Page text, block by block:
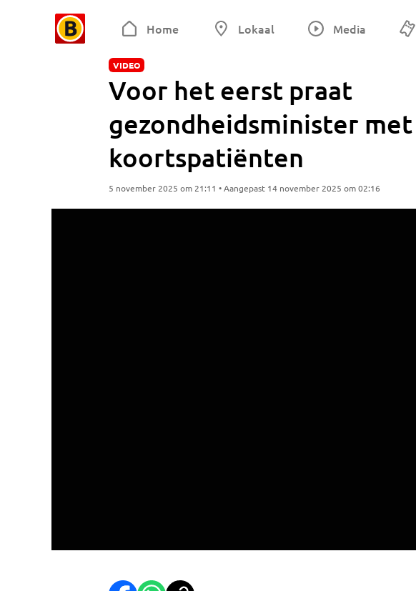
Home Lokaal Media
VIDEO
Voor het eerst praat
gezondheidsminister met
koortspatiënten
5 november 2025 om 21:11 • Aangepast 14 november 2025 om 02:16